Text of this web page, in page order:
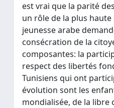
est vrai que la parité
un rôle de la plus
jeunesse arabe
consécration de la
composantes: la
respect des libertés
Tunisiens qui ont
évolution sont les
mondialisée, de la